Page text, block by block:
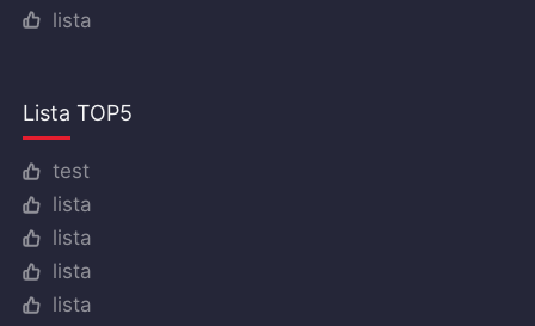
lista
Lista TOP5
test
lista
lista
lista
lista